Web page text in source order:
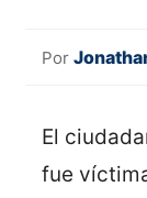
Por
El
fue